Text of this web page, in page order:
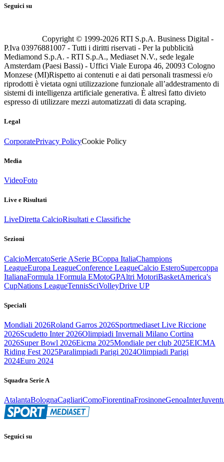
Seguici su
Copyright © 1999-2026 RTI S.p.A. Business Digital -
P.Iva 03976881007 - Tutti i diritti riservati - Per la pubblicità
Mediamond S.p.A. - RTI S.p.A., Mediaset N.V., sede legale
Amsterdam (Paesi Bassi) - Uffici Viale Europa 46, 20093 Cologno
Monzese (MI)Rispetto ai contenuti e ai dati personali trasmessi e/o
riprodotti è vietata ogni utilizzazione funzionale all’addestramento di
sistemi di intelligenza artificiale generativa. È altresì fatto divieto
espresso di utilizzare mezzi automatizzati di data scraping.
Legal
CorporatePrivacy PolicyCookie Policy
Media
VideoFoto
Live e Risultati
LiveDiretta CalcioRisultati e Classifiche
Sezioni
CalcioMercatoSerie ASerie BCoppa ItaliaChampions
LeagueEuropa LeagueConference LeagueCalcio EsteroSupercoppa
ItalianaFormula 1Formula EMotoGPAltri MotoriBasketAmerica's
CupNations LeagueTennisSciVolleyDrive UP
Speciali
Mondiali 2026Roland Garros 2026Sportmediaset Live Riccione
2026Scudetto Inter 2026Olimpiadi Invernali Milano Cortina
2026Super Bowl 2026Eicma 2025Mondiale per club 2025EICMA
Riding Fest 2025Paralimpiadi Parigi 2024Olimpiadi Parigi
2024Euro 2024
Squadra Serie A
AtalantaBolognaCagliariComoFiorentinaFrosinoneGenoaInter
Seguici su